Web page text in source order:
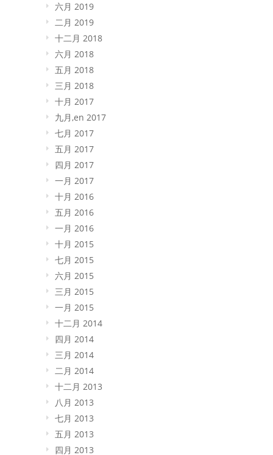
六月 2019
二月 2019
十二月 2018
六月 2018
五月 2018
三月 2018
十月 2017
九月,en 2017
七月 2017
五月 2017
四月 2017
一月 2017
十月 2016
五月 2016
一月 2016
十月 2015
七月 2015
六月 2015
三月 2015
一月 2015
十二月 2014
四月 2014
三月 2014
二月 2014
十二月 2013
八月 2013
七月 2013
五月 2013
四月 2013